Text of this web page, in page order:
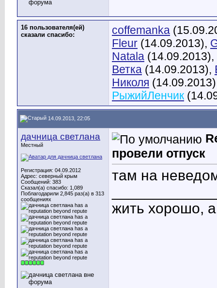
16 пользователя(ей)
сказали cпасибо:
coffemanka
Fleur (14.09.2013),
Natala (14.09.2013),
Ветка (14.09.2013),
Николя
РыжийЛенчик
14.09.2013, 22:05
дачница светлана
Местный
Регистрация: 04.09.2012
Адрес: северный крым
Сообщений: 383
Сказал(а) спасибо: 1,089
Поблагодарили 2,845 раз(а) в 313
сообщениях
провели отпуск
там на
жить хорошо,